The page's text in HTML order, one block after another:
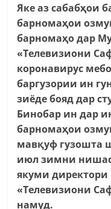
Яке аз сабабҳои
барномаҳои
барномаҳо дар
«Телевизиони
коронавирус
баргузории ин
зиёде бояд дар
Бинобар ин дар
барномаҳои
мавқуф гузошта
июл зимни
якуми
«Телевизиони
намуд.